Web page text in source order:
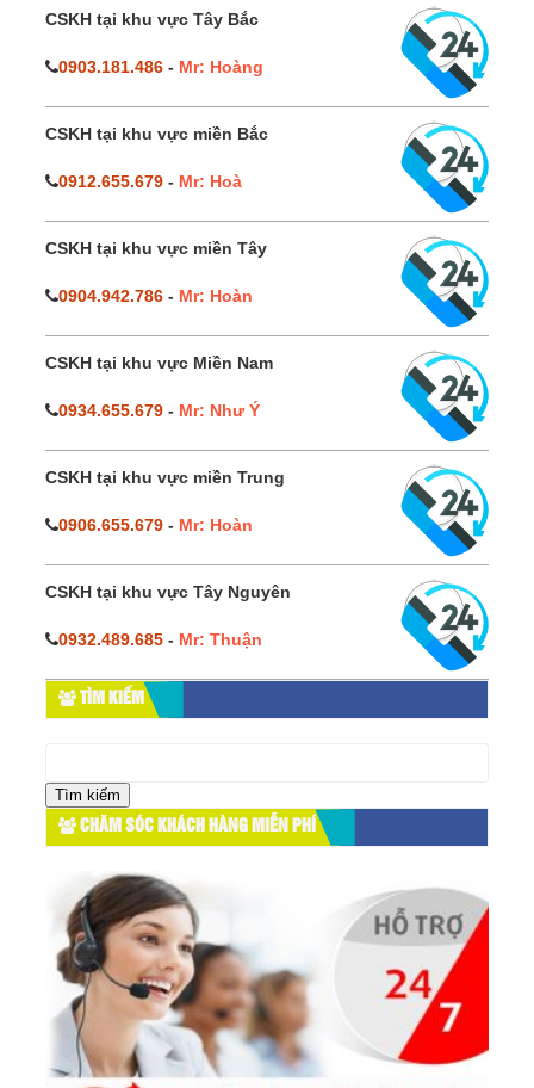
CSKH tại khu vực Tây Bắc
0903.181.486 - Mr: Hoàng
CSKH tại khu vực miền Bắc
0912.655.679 - Mr: Hoà
CSKH tại khu vực miền Tây
0904.942.786 - Mr: Hoàn
CSKH tại khu vực Miền Nam
0934.655.679 - Mr: Như Ý
CSKH tại khu vực miền Trung
0906.655.679 - Mr: Hoàn
CSKH tại khu vực Tây Nguyên
0932.489.685 - Mr: Thuận
TÌM KIẾM
cho:
CHĂM SÓC KHÁCH HÀNG MIỄN PHÍ